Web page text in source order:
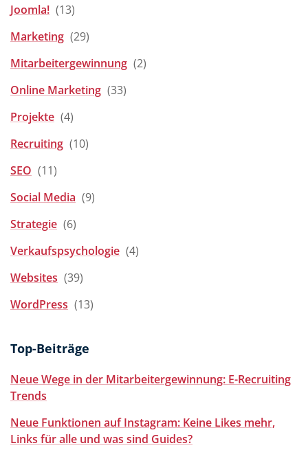
Joomla! (13)
Marketing (29)
Mitarbeitergewinnung (2)
Online Marketing (33)
Projekte (4)
Recruiting (10)
SEO (11)
Social Media (9)
Strategie (6)
Verkaufspsychologie (4)
Websites (39)
WordPress (13)
Top-Beiträge
Neue Wege in der Mitarbeitergewinnung: E-Recruiting
Trends
Neue Funktionen auf Instagram: Keine Likes mehr,
Links für alle und was sind Guides?